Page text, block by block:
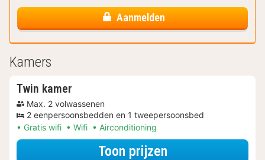
Aanmelden
Kamers
Twin kamer
Max. 2 volwassenen
2 eenpersoonsbedden en 1 tweepersoonsbed
Gratis wifi
Wifi Airconditioning
Toon prijzenvoor Beleef de